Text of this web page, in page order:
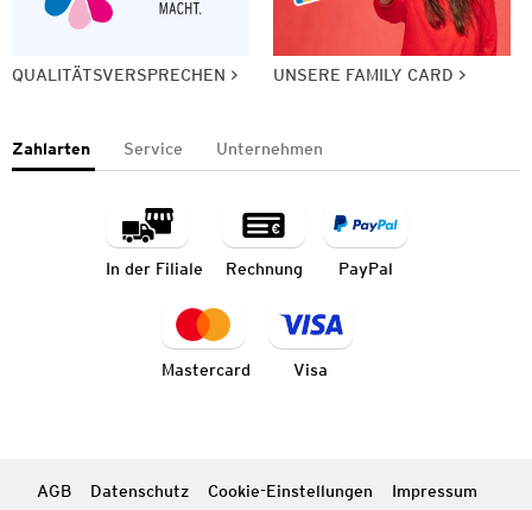
QUALITÄTSVERSPRECHEN UNSERE FAMILY CARD
Zahlarten Service Unternehmen
In der Filiale Rechnung PayPal
Mastercard Visa
AGB Datenschutz Cookie-Einstellungen
Impressum